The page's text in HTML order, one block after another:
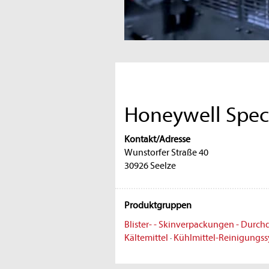
Honeywell
Kontakt/Adresse
Wunstorfer Straße 40
30926 Seelze
Produktgruppen
Blister- - Skinverpackungen -
Kältemittel · Kühlmittel-